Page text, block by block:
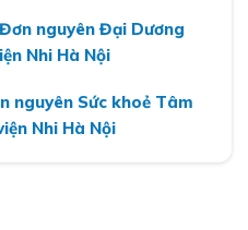
nguyên Đại Dương
Nhi Hà Nội
nguyên Sức khoẻ Tâm
Nhi Hà Nội